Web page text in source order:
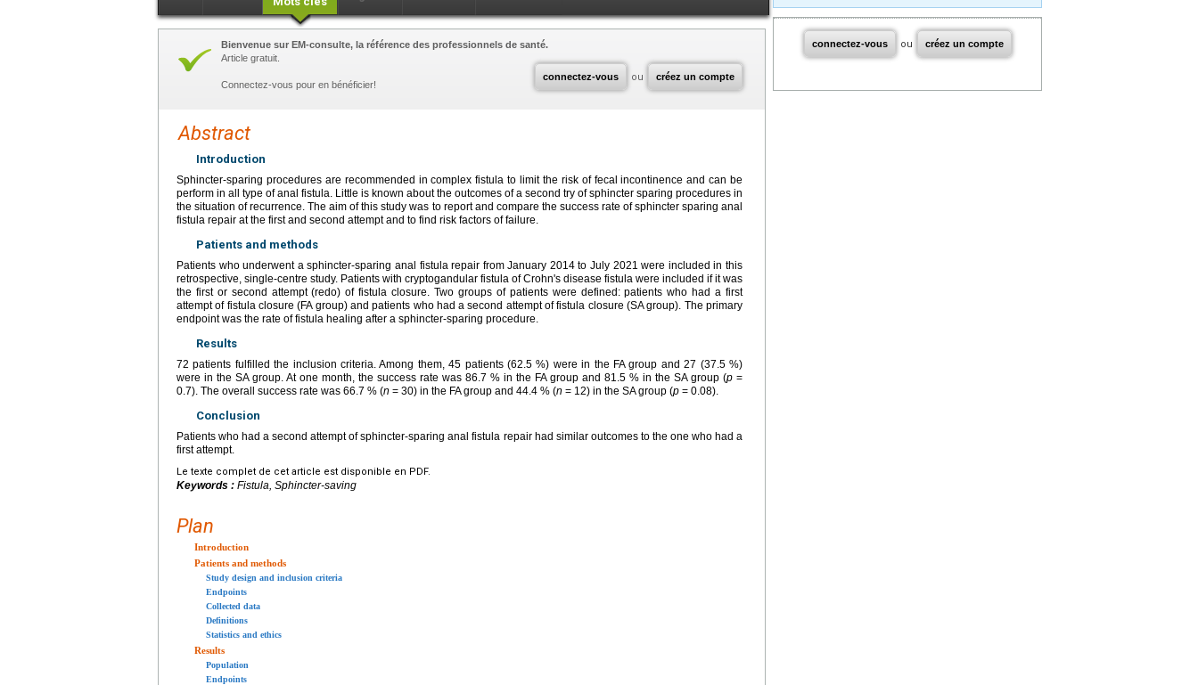
connectez-vous ou créez un compte
Bienvenue sur EM-consulte, la référence des professionnels de santé.
Article gratuit.
Connectez-vous pour en bénéficier!
Abstract
Introduction
Sphincter-sparing procedures are recommended in complex fistula to limit the risk of fecal incontinence and can be
perform in all type of anal fistula. Little is known about the outcomes of a second try of sphincter sparing procedures in
the situation of recurrence. The aim of this study was to report and compare the success rate of sphincter sparing anal
fistula repair at the first and second attempt and to find risk factors of failure.
Patients and methods
Patients who underwent a sphincter-sparing anal fistula repair from January 2014 to July 2021 were included in this
retrospective, single-centre study. Patients with cryptogandular fistula of Crohn's disease fistula were included if it was
the first or second attempt (redo) of fistula closure. Two groups of patients were defined: patients who had a first
attempt of fistula closure (FA group) and patients who had a second attempt of fistula closure (SA group). The primary
endpoint was the rate of fistula healing after a sphincter-sparing procedure.
Results
72 patients fulfilled the inclusion criteria. Among them, 45 patients (62.5 %) were in the FA group and 27 (37.5 %)
were in the SA group. At one month, the success rate was 86.7 % in the FA group and 81.5 % in the SA group (p =
0.7). The overall success rate was 66.7 % (n = 30) in the FA group and 44.4 % (n = 12) in the SA group (p = 0.08).
Conclusion
Patients who had a second attempt of sphincter-sparing anal fistula repair had similar outcomes to the one who had a
first attempt.
Le texte complet de cet article est disponible en PDF.
Keywords : Fistula, Sphincter-saving
Plan
Introduction
Patients and methods
Study design and inclusion criteria
Endpoints
Collected data
Definitions
Statistics and ethics
Results
Population
Endpoints
connectez-vous ou créez un compte